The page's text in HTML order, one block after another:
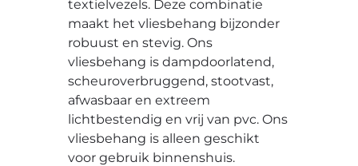
textielvezels. Deze combinatie
maakt het vliesbehang bijzonder
robuust en stevig. Ons
vliesbehang is dampdoorlatend,
scheuroverbruggend, stootvast,
afwasbaar en extreem
lichtbestendig en vrij van pvc. Ons
vliesbehang is alleen geschikt
voor gebruik binnenshuis.